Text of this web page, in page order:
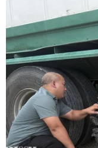
Tổng lãnh sự Lưu
phát triển đa dạng
Nam tại
Tổng Lãnh sự
Main ngày 16/6
nối Doanh